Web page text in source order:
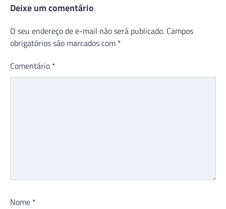
Deixe um comentário
O seu endereço de e-mail não será publicado. Campos
obrigatórios são marcados com *
Comentário *
Nome *